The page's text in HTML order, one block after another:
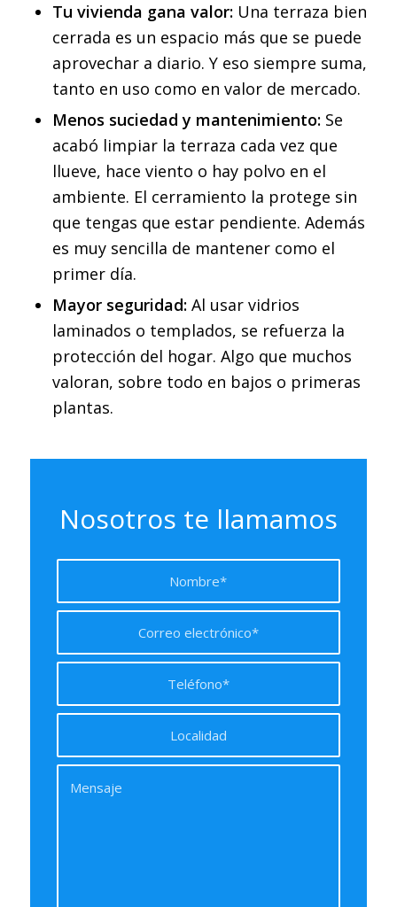
Tu vivienda gana valor:Una terraza bien
cerrada es un espacio más que se puede
aprovechar a diario. Y eso siempre suma,
tanto en uso como en valor de mercado.
Menos suciedad y mantenimiento:Se
acabó limpiar la terraza cada vez que
llueve, hace viento o hay polvo en el
ambiente. El cerramiento la protege sin
que tengas que estar pendiente. Además
es muy sencilla de mantener como el
primer día.
Mayor seguridad:Al usar vidrios
laminados o templados, se refuerza la
protección del hogar. Algo que muchos
valoran, sobre todo en bajos o primeras
plantas.
Nosotros te llamamos